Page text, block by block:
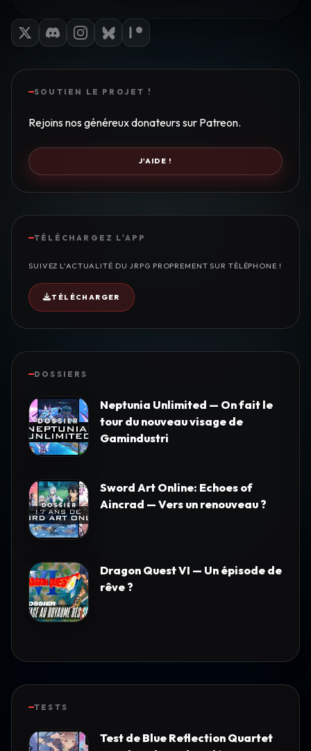
SOUTIEN LE PROJET !
Rejoins nos généreux donateurs sur Patreon.
J'AIDE !
TÉLÉCHARGEZ L'APP
SUIVEZ L'ACTUALITÉ DU JRPG PROPREMENT SUR TÉLÉPHONE !
TÉLÉCHARGER
DOSSIERS
Neptunia Unlimited — On fait le
tour du nouveau visage de
Gamindustri
Sword Art Online: Echoes of
Aincrad — Vers un renouveau ?
Dragon Quest VI — Un épisode de
rêve ?
TESTS
Test de Blue Reflection Quartet